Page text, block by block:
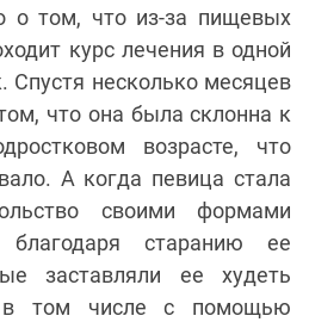
о том, что из-за пищевых
курс лечения в одной
Спустя несколько месяцев
что она была склонна к
возрасте, что
А когда певица стала
своими формами
благодаря старанию ее
заставляли ее худеть
в том числе с помощью